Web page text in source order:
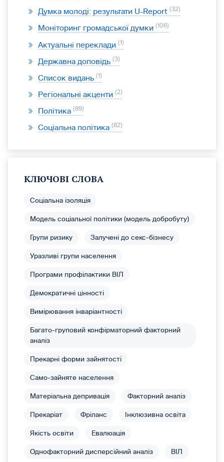
Думка молоді: результати U-Report 32
Моніторинг громадської думки 106
Актуальні переклади 1
Державна доповідь 3
Список видань 1
Регіональні акценти 2
Політика 89
Соціальна політика 82
КЛЮЧОВІ СЛОВА
Соціальна ізоляція
Модель соціальної політики (модель добробуту)
Групи ризику Залучені до секс-бізнесу
Уразливі групи населення
Програми профілактики ВІЛ
Демократичні цінності
Вимірювання інваріантності
Багато-груповий конфірматорний факторний
аналіз
Прекарні форми зайнятості
Само-зайняте населення
Матеріальна депривація Факторний аналіз
Прекаріат Фріланс Інклюзивна освіта
Якість освіти Евалюація
Однофакторний дисперсійний аналіз ВІЛ